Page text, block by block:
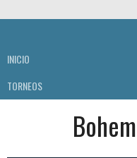
INICIO
TORNEOS